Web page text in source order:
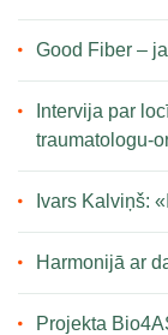
Good Fiber –
Intervija par
traumatologu-
Ivars Kalviņš:
Harmonijā ar
Projekta